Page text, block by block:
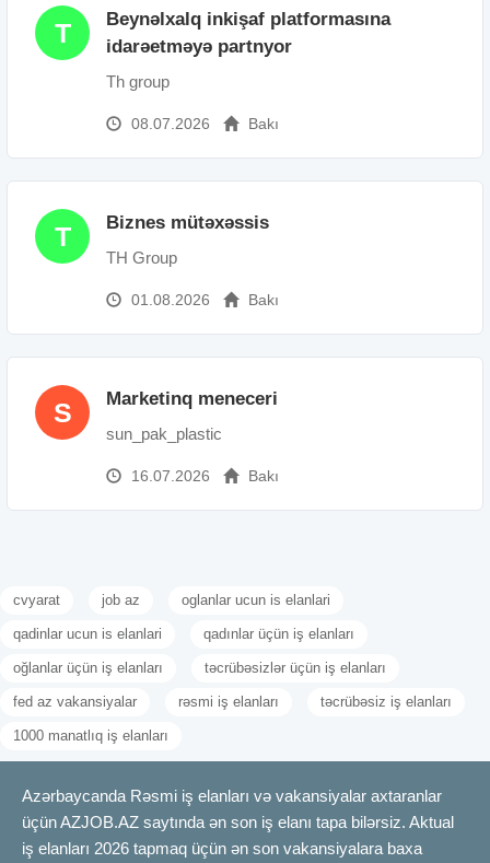
T
Beynəlxalq inkişaf platformasına
idarəetməyə partnyor
Th group
08.07.2026 Bakı
T Biznes mütəxəssis
TH Group
01.08.2026 Bakı
S Marketinq meneceri
sun_pak_plastic
16.07.2026 Bakı
cvyarat job az oglanlar ucun is elanlari
qadinlar ucun is elanlari qadınlar üçün iş elanları
oğlanlar üçün iş elanları təcrübəsizlər üçün iş elanları
fed az vakansiyalar rəsmi iş elanları təcrübəsiz iş elanları
1000 manatlıq iş elanları
Azərbaycanda Rəsmi iş elanları və vakansiyalar axtaranlar
üçün AZJOB.AZ saytında ən son iş elanı tapa bilərsiz. Aktual
iş elanları 2026 tapmaq üçün ən son vakansiyalara baxa